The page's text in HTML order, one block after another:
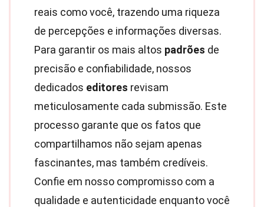
reais como você, trazendo uma riqueza
de percepções e informações diversas.
Para garantir os mais altos padrões de
precisão e confiabilidade, nossos
dedicados editores revisam
meticulosamente cada submissão. Este
processo garante que os fatos que
compartilhamos não sejam apenas
fascinantes, mas também credíveis.
Confie em nosso compromisso com a
qualidade e autenticidade enquanto você